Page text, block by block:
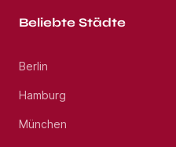
Beliebte Städte
Berlin
Hamburg
München